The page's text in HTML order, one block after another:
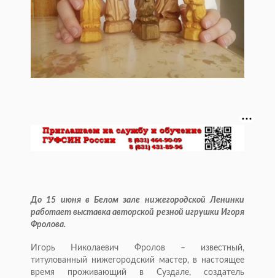
До 15 июня в Белом зале нижегородской Ленинки
работает выставка авторской резной игрушки Игоря
Фролова.
Игорь Николаевич Фролов – известный,
титулованный нижегородский мастер, в настоящее
время проживающий в Суздале, создатель